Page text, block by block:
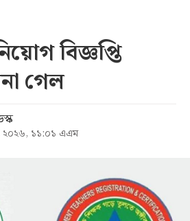
বিজ্ঞপ্তি
গেল
২০২৬, ১১:০১ এএম